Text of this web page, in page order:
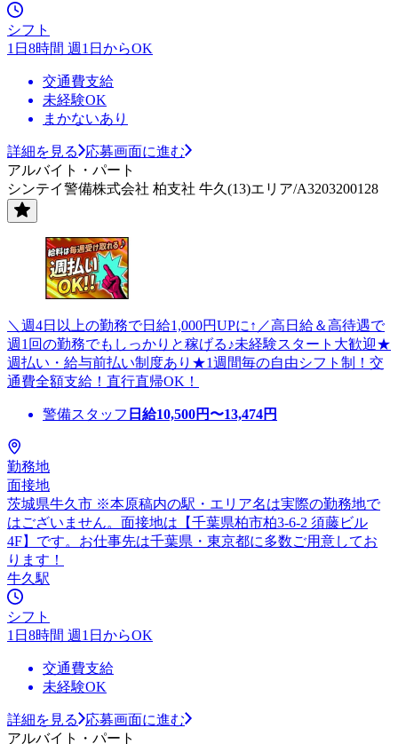
シフト
1日8時間 週1日からOK
交通費支給
未経験OK
まかないあり
詳細を見る
応募画面に進む
アルバイト・パート
シンテイ警備株式会社 柏支社 牛久(13)エリア/A3203200128
＼週4日以上の勤務で日給1,000円UPに↑／高日給＆高待遇で
週1回の勤務でもしっかりと稼げる♪未経験スタート大歓迎★
週払い・給与前払い制度あり★1週間毎の自由シフト制！交
通費全額支給！直行直帰OK！
警備スタッフ 日給10,500円〜13,474円
勤務地
面接地
茨城県牛久市 ※本原稿内の駅・エリア名は実際の勤務地で
はございません。面接地は【千葉県柏市柏3-6-2 須藤ビル
4F】です。お仕事先は千葉県・東京都に多数ご用意してお
ります！
牛久駅
シフト
1日8時間 週1日からOK
交通費支給
未経験OK
詳細を見る
応募画面に進む
アルバイト・パート